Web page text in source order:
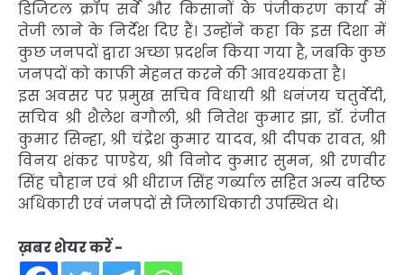
डिजिटल क्रॉप सर्वे और किसानों के पंजीकरण कार्य में
तेजी लाने के निर्देश दिए हैं। उन्होंने कहा कि इस दिशा में
कुछ जनपदों द्वारा अच्छा प्रदर्शन किया गया है, जबकि कुछ
जनपदों को काफी मेहनत करने की आवश्यकता है।
इस अवसर पर प्रमुख सचिव विधायी श्री धनंजय चतुर्वेदी,
सचिव श्री शैलेश बगौली, श्री नितेश कुमार झा, डॉ. रंजीत
कुमार सिन्हा, श्री चंद्रेश कुमार यादव, श्री दीपक रावत, श्री
विनय शंकर पाण्डेय, श्री विनोद कुमार सुमन, श्री रणवीर
सिंह चौहान एवं श्री धीराज सिंह गर्ब्याल सहित अन्य वरिष्ठ
अधिकारी एवं जनपदों से जिलाधिकारी उपस्थित थे।
ख़बर शेयर करें -